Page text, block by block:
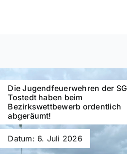
Die Jugendfeuerwehren der SG
Tostedt haben beim
Bezirkswettbewerb ordentlich
abgeräumt!
Datum: 6. Juli 2026